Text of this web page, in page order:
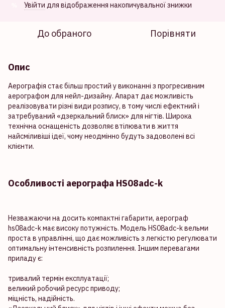
Увійти для відображення накопичувальної знижки
До обраного Порівняти
Опис
Аерографія стає більш простий у виконанні з прогресивним
аерографом для нейл-дизайну. Апарат дає можливість
реалізовувати різні види розпису, в тому числі ефектний і
затребуваний «дзеркальний блиск» для нігтів. Широка
технічна оснащеність дозволяє втілювати в життя
найсміливіші ідеї, чому неодмінно будуть задоволені всі
клієнти.
Особливості аерографа HS08adc-k
Незважаючи на досить компактні габарити, аерограф
hs08adc-k має високу потужність. Модель HS08adc-k вельми
проста в управлінні, що дає можливість з легкістю регулювати
оптимальну інтенсивність розпилення. Іншим перевагами
приладу є:
тривалий термін експлуатації;
великий робочий ресурс приводу;
міцність, надійність.